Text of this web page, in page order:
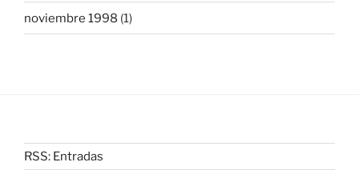
noviembre 1998 (1)
RSS: Entradas